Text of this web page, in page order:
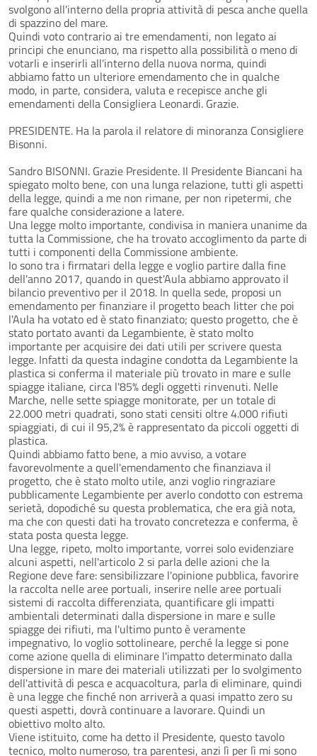
svolgono all'interno della propria attività di pesca anche quella
di spazzino del mare.
Quindi voto contrario ai tre emendamenti, non legato ai
principi che enunciano, ma rispetto alla possibilità o meno di
votarli e inserirli all'interno della nuova norma, quindi
abbiamo fatto un ulteriore emendamento che in qualche
modo, in parte, considera, valuta e recepisce anche gli
emendamenti della Consigliera Leonardi. Grazie.
PRESIDENTE. Ha la parola il relatore di minoranza Consigliere
Bisonni.
Sandro BISONNI. Grazie Presidente. Il Presidente Biancani ha
spiegato molto bene, con una lunga relazione, tutti gli aspetti
della legge, quindi a me non rimane, per non ripetermi, che
fare qualche considerazione a latere.
Una legge molto importante, condivisa in maniera unanime da
tutta la Commissione, che ha trovato accoglimento da parte di
tutti i componenti della Commissione ambiente.
Io sono tra i firmatari della legge e voglio partire dalla fine
dell'anno 2017, quando in quest'Aula abbiamo approvato il
bilancio preventivo per il 2018. In quella sede, proposi un
emendamento per finanziare il progetto beach litter che poi
l'Aula ha votato ed è stato finanziato; questo progetto, che è
stato portato avanti da Legambiente, è stato molto
importante per acquisire dei dati utili per scrivere questa
legge. Infatti da questa indagine condotta da Legambiente la
plastica si conferma il materiale più trovato in mare e sulle
spiagge italiane, circa l'85% degli oggetti rinvenuti. Nelle
Marche, nelle sette spiagge monitorate, per un totale di
22.000 metri quadrati, sono stati censiti oltre 4.000 rifiuti
spiaggiati, di cui il 95,2% è rappresentato da piccoli oggetti di
plastica.
Quindi abbiamo fatto bene, a mio avviso, a votare
favorevolmente a quell'emendamento che finanziava il
progetto, che è stato molto utile, anzi voglio ringraziare
pubblicamente Legambiente per averlo condotto con estrema
serietà, dopodiché su questa problematica, che era già nota,
ma che con questi dati ha trovato concretezza e conferma, è
stata posta questa legge.
Una legge, ripeto, molto importante, vorrei solo evidenziare
alcuni aspetti, nell'articolo 2 si parla delle azioni che la
Regione deve fare: sensibilizzare l'opinione pubblica, favorire
la raccolta nelle aree portuali, inserire nelle aree portuali
sistemi di raccolta differenziata, quantificare gli impatti
ambientali determinati dalla dispersione in mare e sulle
spiagge dei rifiuti, ma l'ultimo punto è veramente
impegnativo, lo voglio sottolineare, perché la legge si pone
come azione quella di eliminare l'impatto determinato dalla
dispersione in mare dei materiali utilizzati per lo svolgimento
dell'attività di pesca e acquacoltura, parla di eliminare, quindi
è una legge che finché non arriverà a quasi impatto zero su
questi aspetti, dovrà continuare a lavorare. Quindi un
obiettivo molto alto.
Viene istituito, come ha detto il Presidente, questo tavolo
tecnico, molto numeroso, tra parentesi, anzi lì per lì mi sono